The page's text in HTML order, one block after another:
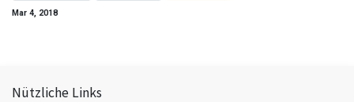
Mar 4, 2018
Nützliche Links